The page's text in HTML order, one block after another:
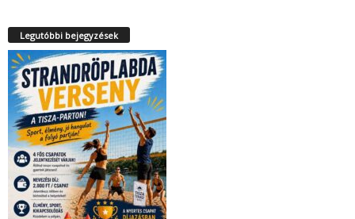
Legutóbbi bejegyzések